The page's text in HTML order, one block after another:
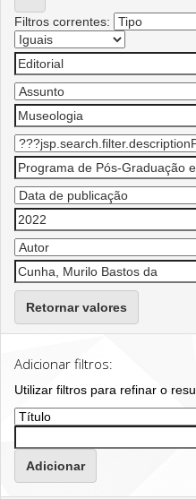
Filtros correntes:
Retornar valores
Adicionar filtros:
Utilizar filtros para refinar o